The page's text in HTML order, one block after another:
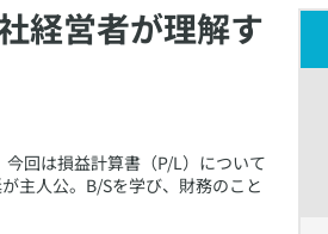
経営者が理解す
今回は損益計算書（P/L）について
主人公。B/Sを学び、財務のこと